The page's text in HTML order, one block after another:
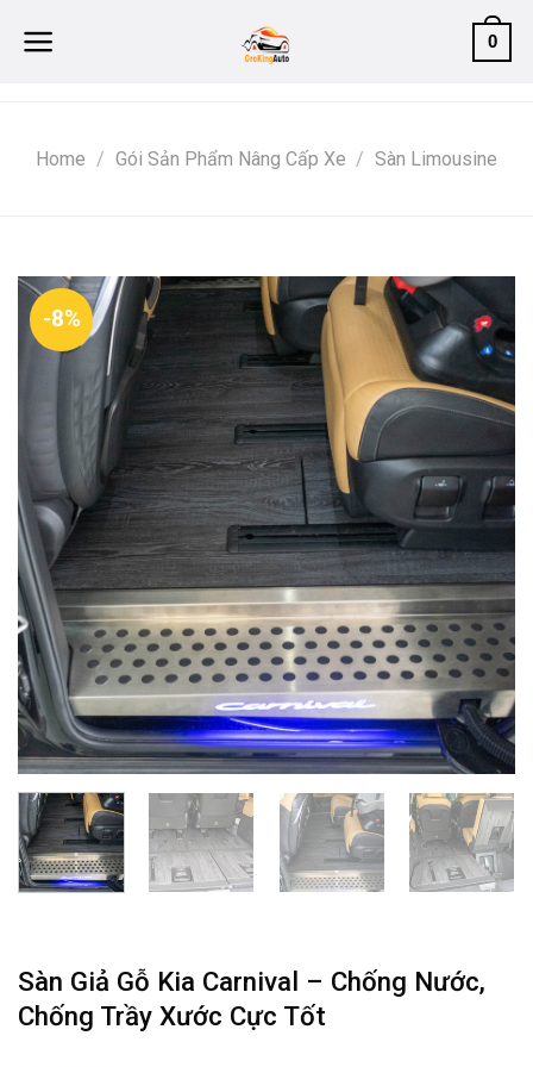
0
Home / Gói Sản Phẩm Nâng Cấp Xe / Sàn Limousine
-8%
Sàn Giả Gỗ Kia Carnival – Chống Nước,
Chống Trầy Xước Cực Tốt